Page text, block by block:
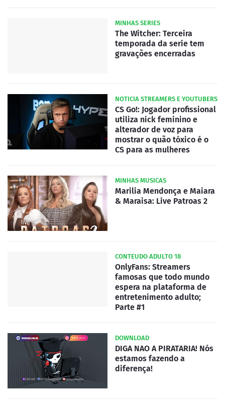
MINHAS SERIES
The Witcher: Terceira
temporada da serie tem
gravações encerradas
NOTICIA STREAMERS E YOUTUBERS
CS Go!: Jogador profissional
utiliza nick feminino e
alterador de voz para
mostrar o quão tóxico é o
CS para as mulheres
MINHAS MUSICAS
Marilia Mendonça e Maiara
& Maraisa: Live Patroas 2
CONTEUDO ADULTO 18
OnlyFans: Streamers
famosas que todo mundo
espera na plataforma de
entretenimento adulto;
Parte #1
DOWNLOAD
DIGA NAO A PIRATARIA! Nós
estamos fazendo a
diferença!